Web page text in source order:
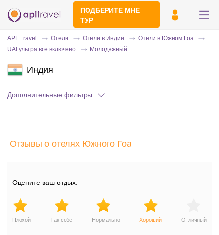
ПОДБЕРИТЕ МНЕ
ТУР
APL Travel Отели Отели в Индии
Отели в Южном Гоа
UAI ультра все включено
Молодежный
Индия
Дополнительные фильтры
Отзывы о отелях Южного Гоа
Оцените ваш отдых:
Плохой Так себе Нормально Хороший Отличный